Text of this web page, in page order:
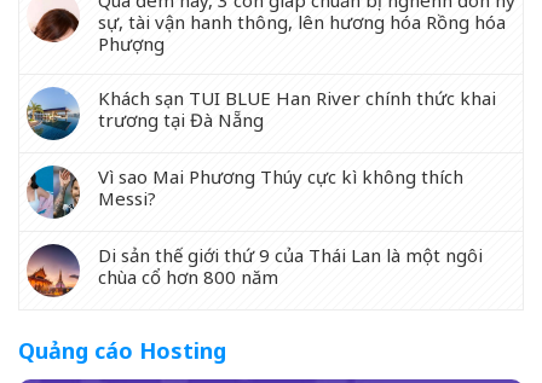
sự, tài vận hanh thông, lên hương hóa Rồng hóa
Phượng
Khách sạn TUI BLUE Han River chính thức khai
trương tại Đà Nẵng
Vì sao Mai Phương Thúy cực kì không thích
Messi?
Di sản thế giới thứ 9 của Thái Lan là một ngôi
chùa cổ hơn 800 năm
Quảng cáo Hosting